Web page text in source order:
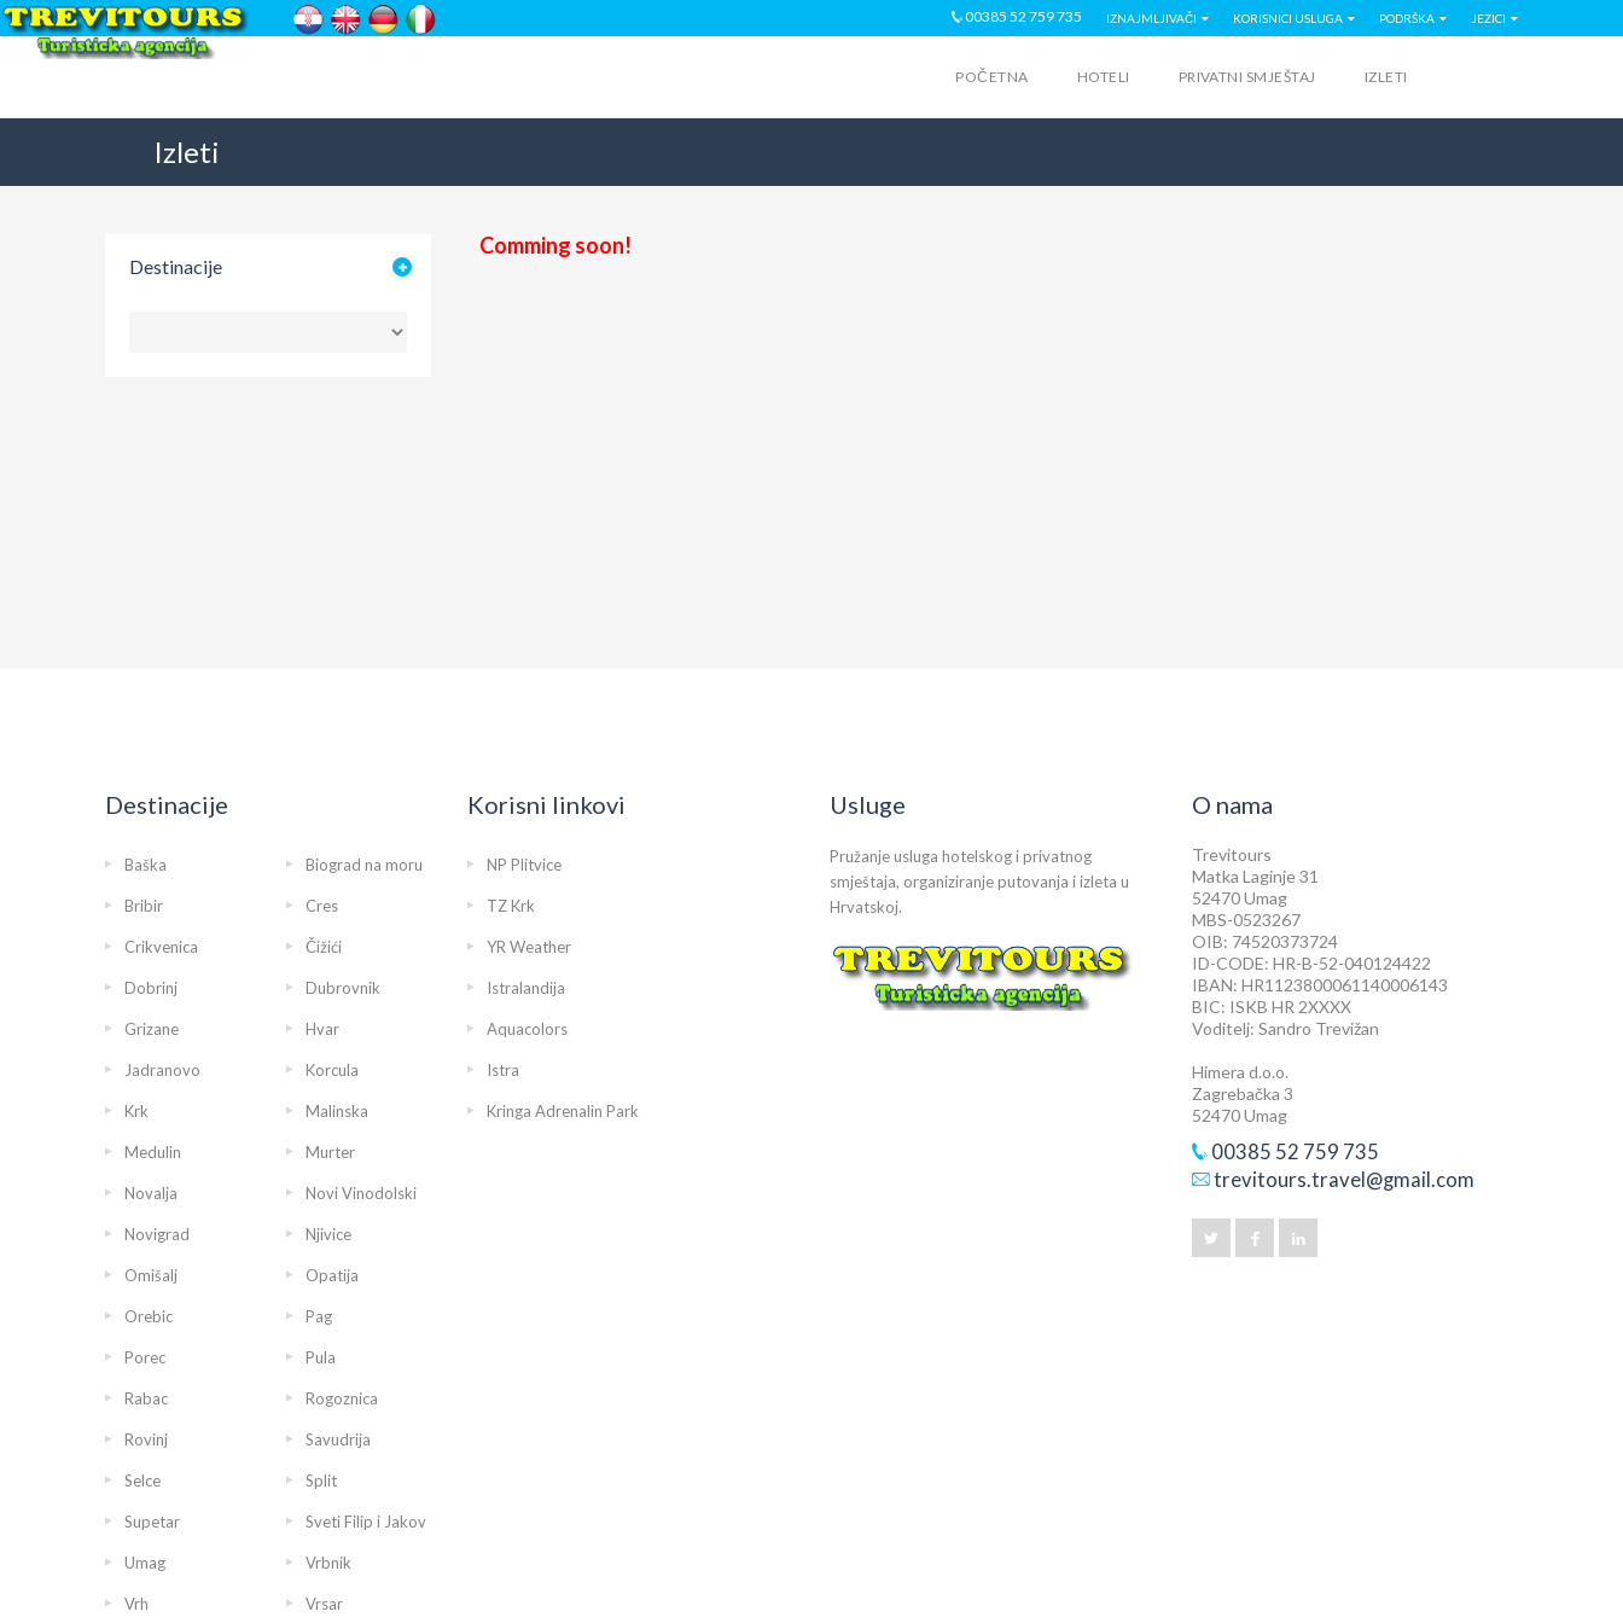
00385 52 759 735 IZNAJMLJIVAČI KORISNICI USLUGA PODRŠKA JEZICI
POČETNA HOTELI PRIVATNI SMJEŠTAJ IZLETI
Izleti
Destinacije
Comming soon!
Destinacije
Baška Biograd na moru
Bribir Cres
Crikvenica Čižići
Dobrinj Dubrovnik
Grizane Hvar
Jadranovo Korcula
Krk Malinska
Medulin Murter
Novalja Novi Vinodolski
Novigrad Njivice
Omišalj Opatija
Orebic Pag
Porec Pula
Rabac Rogoznica
Rovinj Savudrija
Selce Split
Supetar Sveti Filip i Jakov
Umag Vrbnik
Vrh Vrsar
Korisni linkovi
NP Plitvice
TZ Krk
YR Weather
Istralandija
Aquacolors
Istra
Kringa Adrenalin Park
Usluge
Pružanje usluga hotelskog i privatnog
smještaja, organiziranje putovanja i izleta u
Hrvatskoj.
O nama
Trevitours
Matka Laginje 31
52470 Umag
MBS-0523267
OIB: 74520373724
ID-CODE: HR-B-52-040124422
IBAN: HR1123800061140006143
BIC: ISKB HR 2XXXX
Voditelj: Sandro Trevižan
Himera d.o.o.
Zagrebačka 3
52470 Umag
00385 52 759 735
trevitours.travel@gmail.com